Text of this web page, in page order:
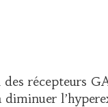
récepteurs